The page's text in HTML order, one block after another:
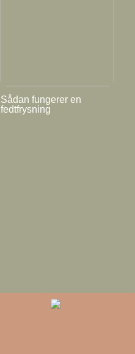
Sådan fungerer en
fedtfrysning